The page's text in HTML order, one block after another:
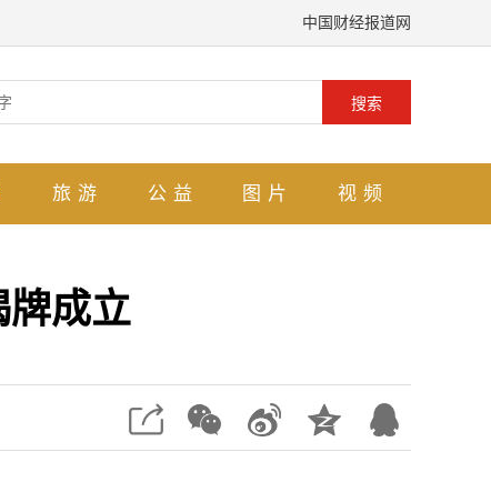
中国财经报道网
搜索
旅游 公益 图片 视频
牌成立